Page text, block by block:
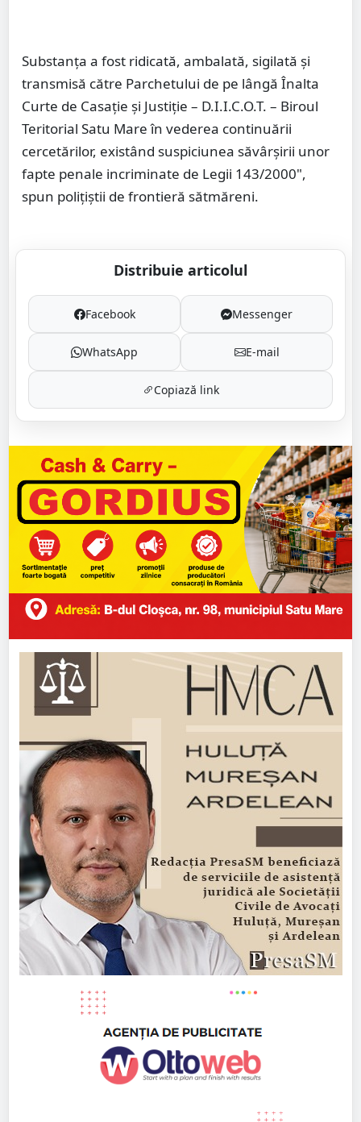
Substanța a fost ridicată, ambalată, sigilată și
transmisă către Parchetului de pe lângă Înalta
Curte de Casație și Justiție – D.I.I.C.O.T. – Biroul
Teritorial Satu Mare în vederea continuării
cercetărilor, existând suspiciunea săvârşirii unor
fapte penale incriminate de Legii 143/2000",
spun polițiștii de frontieră sătmăreni.
Distribuie articolul
Facebook Messenger
WhatsApp E-mail
Copiază link